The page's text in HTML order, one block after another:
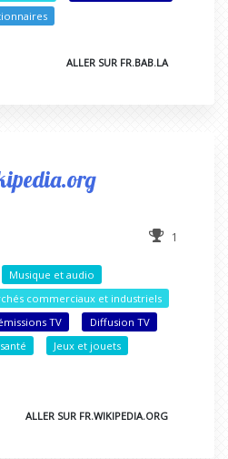
ALLER SUR FR.BAB.LA
1
Musique et audio
commerciaux et industriels
TV
Diffusion TV
Jeux et jouets
ALLER SUR FR.WIKIPEDIA.ORG